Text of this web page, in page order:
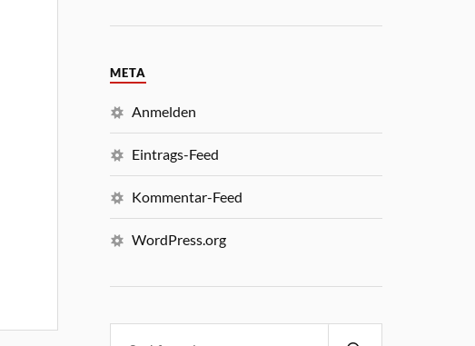
META
Anmelden
Eintrags-Feed
Kommentar-Feed
WordPress.org